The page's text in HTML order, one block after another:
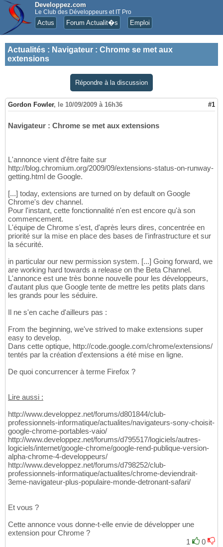
Developpez.com
Le Club des Développeurs et IT Pro
Actus Forum Actualit�s Emploi
Actualités : Navigateur : Chrome se met aux
extensions
Répondre à la discussion
Gordon Fowler, le 10/09/2009 à 16h36 #1
Navigateur : Chrome se met aux extensions
L'annonce vient d'être faite sur
http://blog.chromium.org/2009/09/extensions-status-on-runway-
getting.html de Google.
[...] today, extensions are turned on by default on Google
Chrome's dev channel.
Pour l'instant, cette fonctionnalité n'en est encore qu'à son
commencement.
L'équipe de Chrome s'est, d'après leurs dires, concentrée en
priorité sur la mise en place des bases de l'infrastructure et sur
la sécurité.
in particular our new permission system. [...] Going forward, we
are working hard towards a release on the Beta Channel.
L'annonce est une très bonne nouvelle pour les développeurs,
d'autant plus que Google tente de mettre les petits plats dans
les grands pour les séduire.
Il ne s'en cache d'ailleurs pas :
From the beginning, we've strived to make extensions super
easy to develop.
Dans cette optique, http://code.google.com/chrome/extensions/
tentés par la création d'extensions a été mise en ligne.
De quoi concurrencer à terme Firefox ?
Lire aussi :
http://www.developpez.net/forums/d801844/club-
professionnels-informatique/actualites/navigateurs-sony-choisit-
google-chrome-portables-vaio/
http://www.developpez.net/forums/d795517/logiciels/autres-
logiciels/internet/google-chrome/google-rend-publique-version-
alpha-chrome-4-developpeurs/
http://www.developpez.net/forums/d798252/club-
professionnels-informatique/actualites/chrome-deviendrait-
3eme-navigateur-plus-populaire-monde-detronant-safari/
Et vous ?
Cette annonce vous donne-t-elle envie de développer une
extension pour Chrome ?
1
0